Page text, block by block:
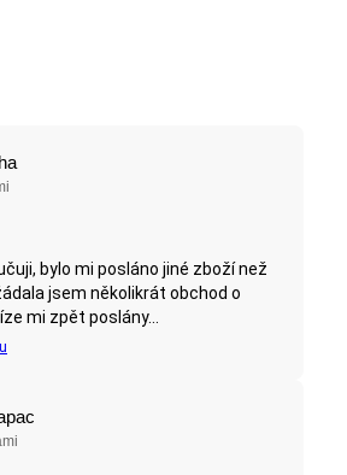
bylo mi posláno jiné zboží než
jsem několikrát obchod o
mi zpět poslány...